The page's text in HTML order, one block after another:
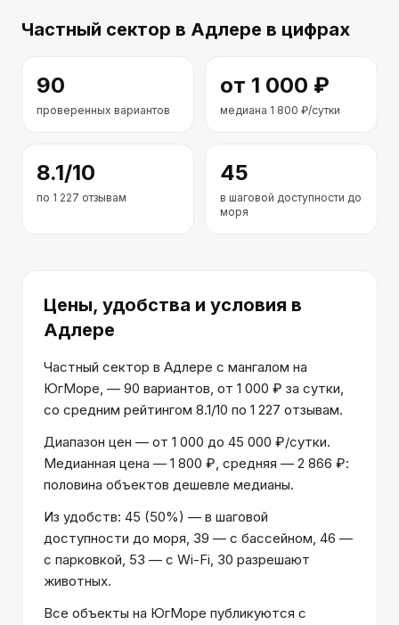
Частный сектор в Адлере в цифрах
90
проверенных вариантов
от 1 000 ₽
медиана 1 800 ₽/сутки
8.1/10
по 1 227 отзывам
45
в шаговой доступности до
моря
Цены, удобства и условия в
Адлере
Частный сектор в Адлере с мангалом на
ЮгМоре, — 90 вариантов, от 1 000 ₽ за сутки,
со средним рейтингом 8.1/10 по 1 227 отзывам.
Диапазон цен — от 1 000 до 45 000 ₽/сутки.
Медианная цена — 1 800 ₽, средняя — 2 866 ₽:
половина объектов дешевле медианы.
Из удобств: 45 (50%) — в шаговой
доступности до моря, 39 — с бассейном, 46 —
с парковкой, 53 — с Wi-Fi, 30 разрешают
животных.
Все объекты на ЮгМоре публикуются с